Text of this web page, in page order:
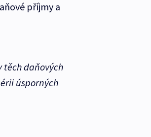
příjmy a
těch daňových
úsporných